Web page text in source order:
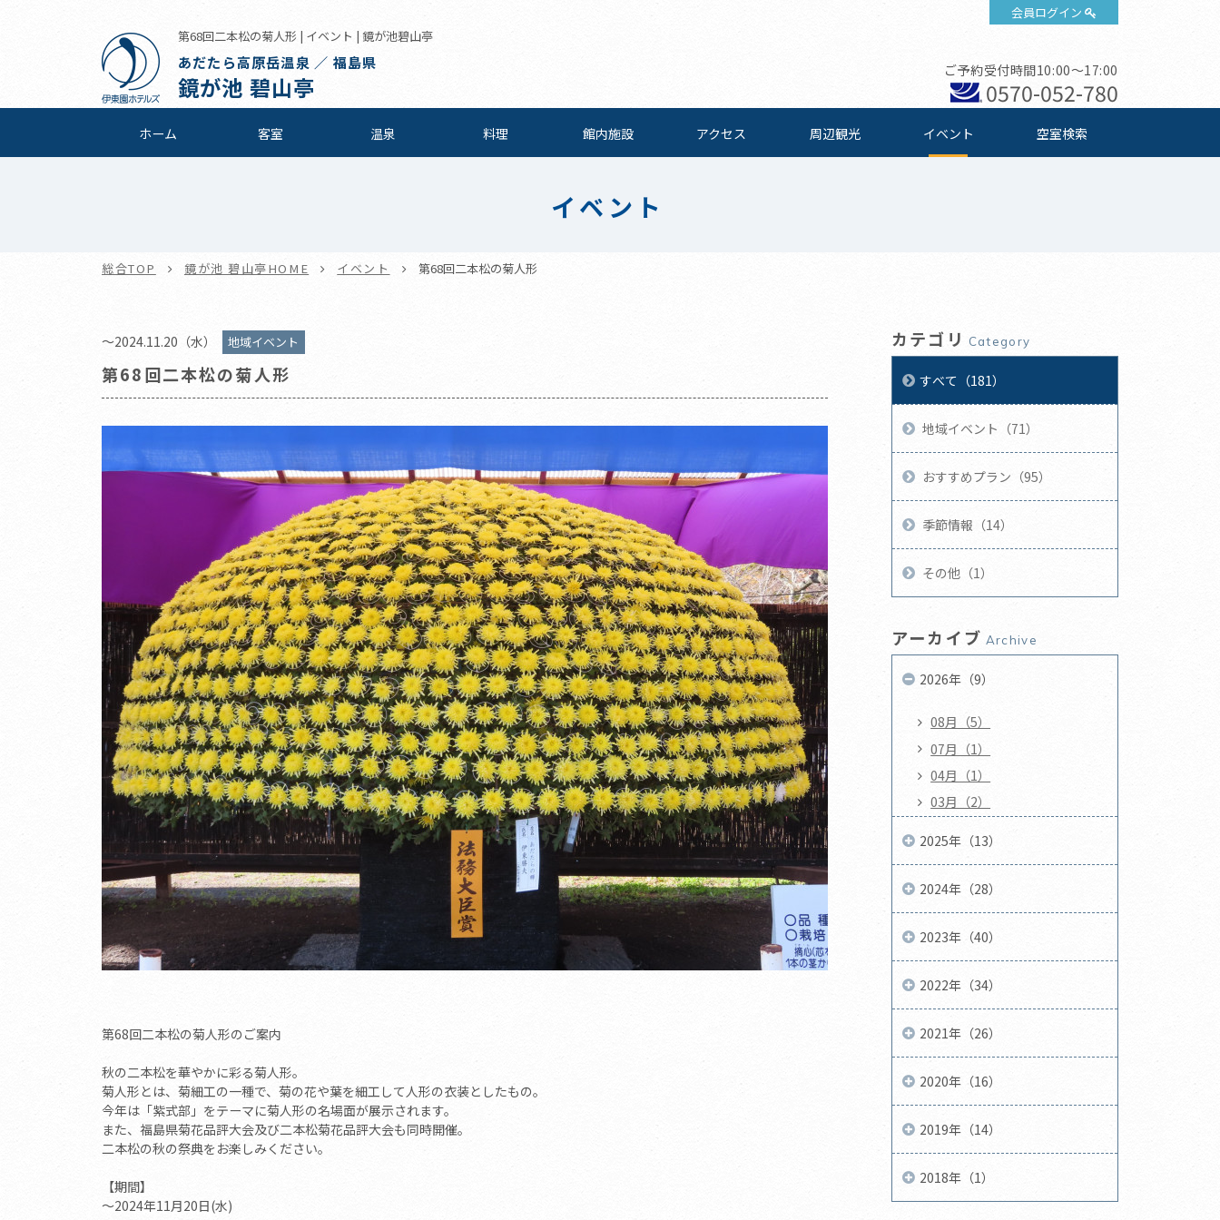
会員ログイン
第68回二本松の菊人形 | イベント | 鏡が池碧山亭
あだたら高原岳温泉 ／ 福島県
鏡が池 碧山亭
ご予約受付時間10:00～17:00
0570-052-780
ホーム 客室 温泉 料理 館内施設 アクセス 周辺観光 イベント 空室検索
イベント
総合TOP 鏡が池 碧山亭HOME イベント 第68回二本松の菊人形
～2024.11.20（水） 地域イベント
第68回二本松の菊人形
第68回二本松の菊人形のご案内
秋の二本松を華やかに彩る菊人形。
菊人形とは、菊細工の一種で、菊の花や葉を細工して人形の衣装としたもの。
今年は「紫式部」をテーマに菊人形の名場面が展示されます。
また、福島県菊花品評大会及び二本松菊花品評大会も同時開催。
二本松の秋の祭典をお楽しみください。
【期間】
～2024年11月20日(水)
カテゴリ Category
すべて（181）
地域イベント（71）
おすすめプラン（95）
季節情報（14）
その他（1）
アーカイブ Archive
2026年（9）
08月（5）
07月（1）
04月（1）
03月（2）
2025年（13）
2024年（28）
2023年（40）
2022年（34）
2021年（26）
2020年（16）
2019年（14）
2018年（1）